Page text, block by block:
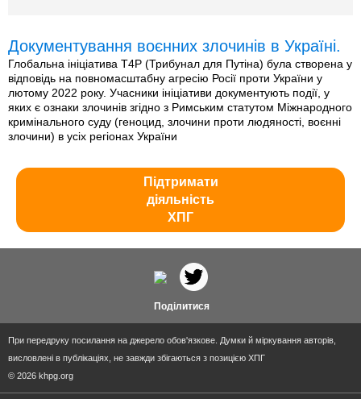
Документування воєнних злочинів в Україні.
Глобальна ініціатива T4P (Трибунал для Путіна) була створена у
відповідь на повномасштабну агресію Росії проти України у
лютому 2022 року. Учасники ініціативи документують події, у
яких є ознаки злочинів згідно з Римським статутом Міжнародного
кримінального суду (геноцид, злочини проти людяності, воєнні
злочини) в усіх регіонах України
Підтримати
діяльність
ХПГ
Поділитися
При передруку посилання на джерело обов'язкове. Думки й міркування авторів,
висловлені в публікаціях, не завжди збігаються з позицією ХПГ
© 2026 khpg.org